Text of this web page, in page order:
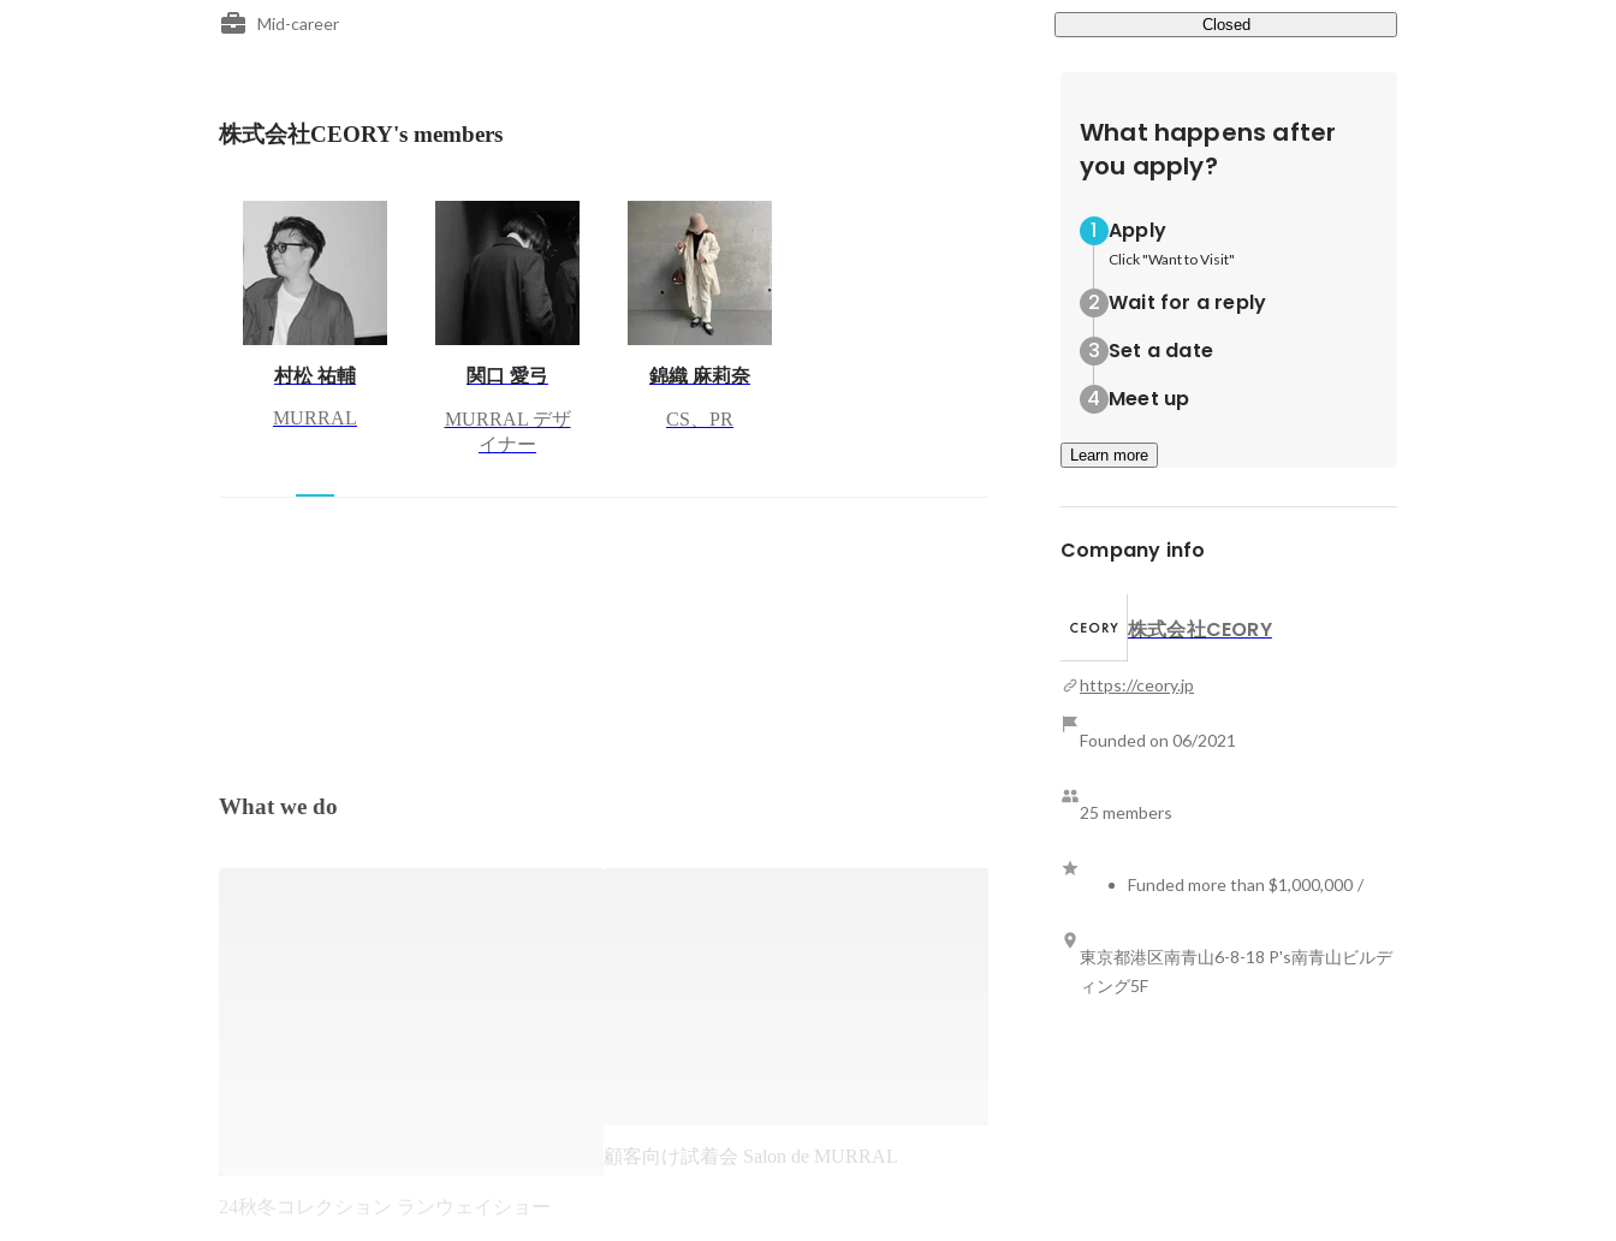
Mid-career Closed
株式会社CEORY's members
村松 祐輔
MURRAL
関口 愛弓
MURRAL デザ
イナー
錦織 麻莉奈
CS、PR
What we do
24秋冬コレクション ランウェイショー
顧客向け試着会 Salon de MURRAL
What happens after
you apply?
Apply
Click "Want to Visit"
Wait for a reply
Set a date
Meet up
Learn more
Company info
株式会社CEORY
https://ceory.jp
Founded on 06/2021
25 members
Funded more than $1,000,000 /
東京都港区南青山6-8-18 P's南青山ビルデ
ィング5F